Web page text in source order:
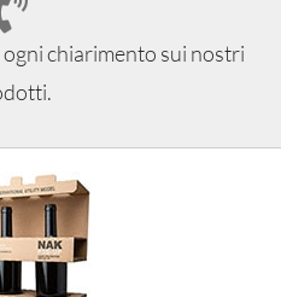
chiarimento sui nostri